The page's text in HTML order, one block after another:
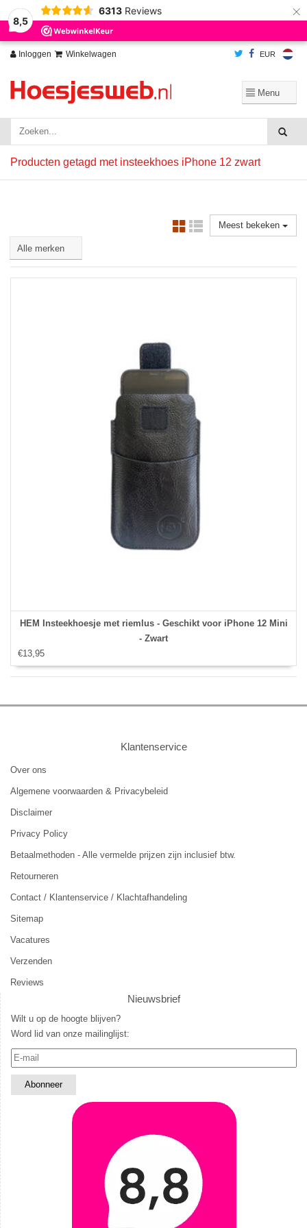
8,5
6313 Reviews ×
Inloggen Winkelwagen EUR
Producten getagd met insteekhoes iPhone 12 zwart
Meest bekeken
HEM Insteekhoesje met riemlus - Geschikt voor iPhone 12 Mini
- Zwart
€13,95
Klantenservice
Over ons
Algemene voorwaarden & Privacybeleid
Disclaimer
Privacy Policy
Betaalmethoden - Alle vermelde prijzen zijn inclusief btw.
Retourneren
Contact / Klantenservice / Klachtafhandeling
Sitemap
Vacatures
Verzenden
Reviews
Nieuwsbrief
Wilt u op de hoogte blijven?
Word lid van onze mailinglijst:
Wij slaan cookies op om onze website te verbeteren. Is dat akkoord?
Ja
Nee